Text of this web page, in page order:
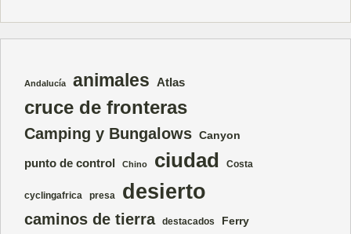
Andalucía animales Atlas
cruce de fronteras
Camping y Bungalows Canyon
punto de control Chino ciudad Costa
cyclingafrica presa desierto
caminos de tierra destacados Ferry